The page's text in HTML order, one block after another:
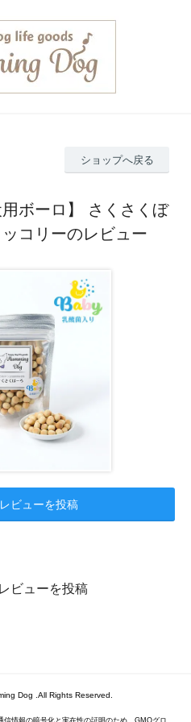
ショップへ戻る
ボーロ】 さくさくぼ
コリーのレビュー
ビューを投稿
ビューを投稿
Dog .All Rights Reserved.
信情報の暗号化と実在性の証明のため、GMOグロ